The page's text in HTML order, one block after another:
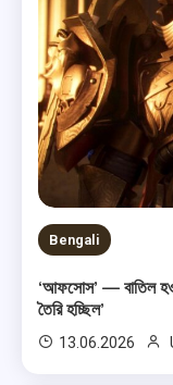
Bengali
‘আফসোস’ — বাতিল
তৈরি হচ্ছিল’
13.06.2026